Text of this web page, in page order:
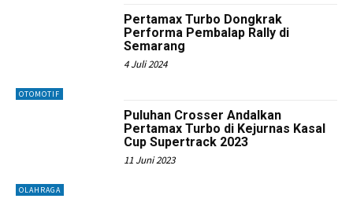
OTOMOTIF
Pertamax Turbo Dongkrak
Performa Pembalap Rally di
Semarang
4 Juli 2024
OLAHRAGA
Puluhan Crosser Andalkan
Pertamax Turbo di Kejurnas Kasal
Cup Supertrack 2023
11 Juni 2023